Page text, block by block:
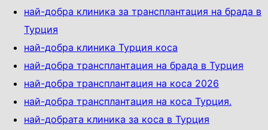
най-добра клиника за трансплантация на брада в
Турция
най-добра клиника Турция коса
най-добра трансплантация на брада в Турция
най-добра трансплантация на коса 2026
най-добра трансплантация на коса Турция.
най-добрата клиника за коса в Турция